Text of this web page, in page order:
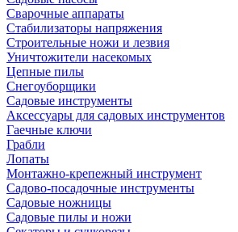
Сварочные аппараты
Стабилизаторы напряжения
Строительные ножи и лезвия
Уничтожители насекомых
Цепные пилы
Снегоуборщики
Садовые инструменты
Аксессуары для садовых инструментов
Гаечные ключи
Грабли
Лопаты
Монтажно-крепежный инструмент
Садово-посадочные инструменты
Садовые ножницы
Садовые пилы и ножи